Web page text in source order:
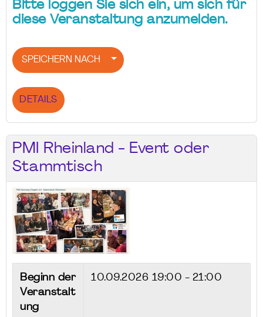
Bitte loggen Sie sich ein, um sich für
diese Veranstaltung anzumelden.
SPEICHERN NACH
DETAILS
PMI Rheinland - Event oder
Stammtisch
Beginn der
Veranstalt
ung
10.09.2026 19:00 - 21:00